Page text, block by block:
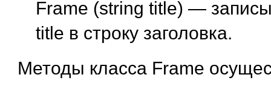
Frame (string title) —
title в строку заголовка.
Методы класса Frame